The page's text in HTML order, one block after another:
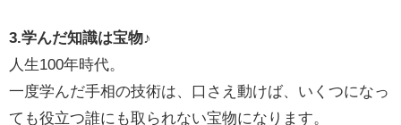
3.学んだ知識は宝物♪
人生100年時代。
一度学んだ手相の技術は、口さえ動けば、いくつになっ
ても役立つ誰にも取られない宝物になります。